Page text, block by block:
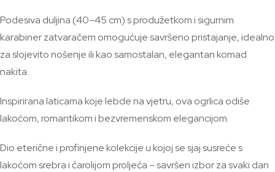
Podesiva duljina (40–45 cm) s produžetkom i sigurnim
karabiner zatvaračem omogućuje savršeno pristajanje, idealno
za slojevito nošenje ili kao samostalan, elegantan komad
nakita.
Inspirirana laticama koje lebde na vjetru, ova ogrlica odiše
lakoćom, romantikom i bezvremenskom elegancijom.
Dio eterične i profinjene kolekcije u kojoj se sjaj susreće s
lakoćom srebra i čarolijom proljeća – savršen izbor za svaki dan